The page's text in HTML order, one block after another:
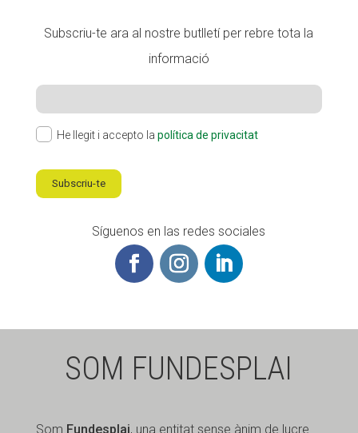
Subscriu-te ara al nostre butlletí per rebre tota la
informació
He llegit i accepto la política de privacitat
Subscriu-te
Síguenos en las redes sociales
SOM FUNDESPLAI
Som Fundesplai, una entitat sense ànim de lucre